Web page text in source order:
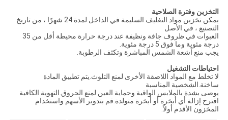
التخزين وفترة الصلاحية
يمكن تخزين مواد التغليف السليمة في الداخل لمدة 24 شهرًا ، من تاريخ
التصنيع ، في الأصل
العبوات في ظروف جافة ونظيفة عند درجة حرارة محيطة أقل من 35
درجة مئوية وما فوق 5 درجة مئوية.
يجب منع أشعة الشمس المباشرة وتكثف الرطوبة.
احتياطات التشغيل
لا تخلط مع المواد اللاصقة الأخرى لمنع التلوث.يتم تطبيق المادة
ساخنة.الشخصية المناسبة
يوصى بشدة بالملابس الواقية وحماية العين لمنع الحروق.التهوية الكافية
اقترح إزالة أي أبخرة أو أبخرة متولدة.قم بتدوير الأسهم واستخدام
المخزون الأقدم أولاً.